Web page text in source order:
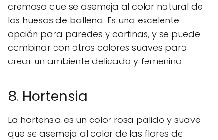
cremoso que se asemeja al color natural de
los huesos de ballena. Es una excelente
opción para paredes y cortinas, y se puede
combinar con otros colores suaves para
crear un ambiente delicado y femenino.
8. Hortensia
La hortensia es un color rosa pálido y suave
que se asemeja al color de las flores de